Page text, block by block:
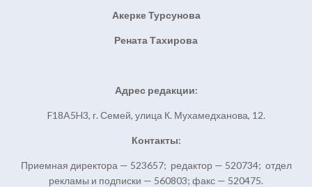
Акерке Турсунова
Рената Тахирова
Адрес редакции:
F18A5H3, г. Семей, улица К. Мухамедханова, 12.
Контакты:
Приемная директора — 523657; редактор — 520734; отдел
рекламы и подписки — 560803; факс — 520475.